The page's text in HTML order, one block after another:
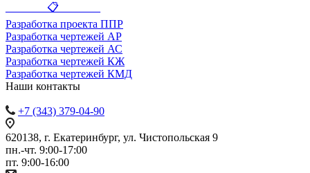
_______ 📋 _______
Разработка проекта ППР
Разработка чертежей АР
Разработка чертежей АС
Разработка чертежей КЖ
Разработка чертежей КМД
Наши контакты
+7 (343) 379-04-90
620138, г. Екатеринбург, ул. Чистопольская 9
пн.-чт. 9:00-17:00
пт. 9:00-16:00